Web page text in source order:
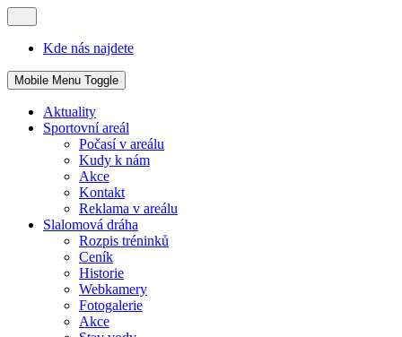
Kde nás najdete
Mobile Menu Toggle
Aktuality
Sportovní areál
Počasí v areálu
Kudy k nám
Akce
Kontakt
Reklama v areálu
Slalomová dráha
Rozpis tréninků
Ceník
Historie
Webkamery
Fotogalerie
Akce